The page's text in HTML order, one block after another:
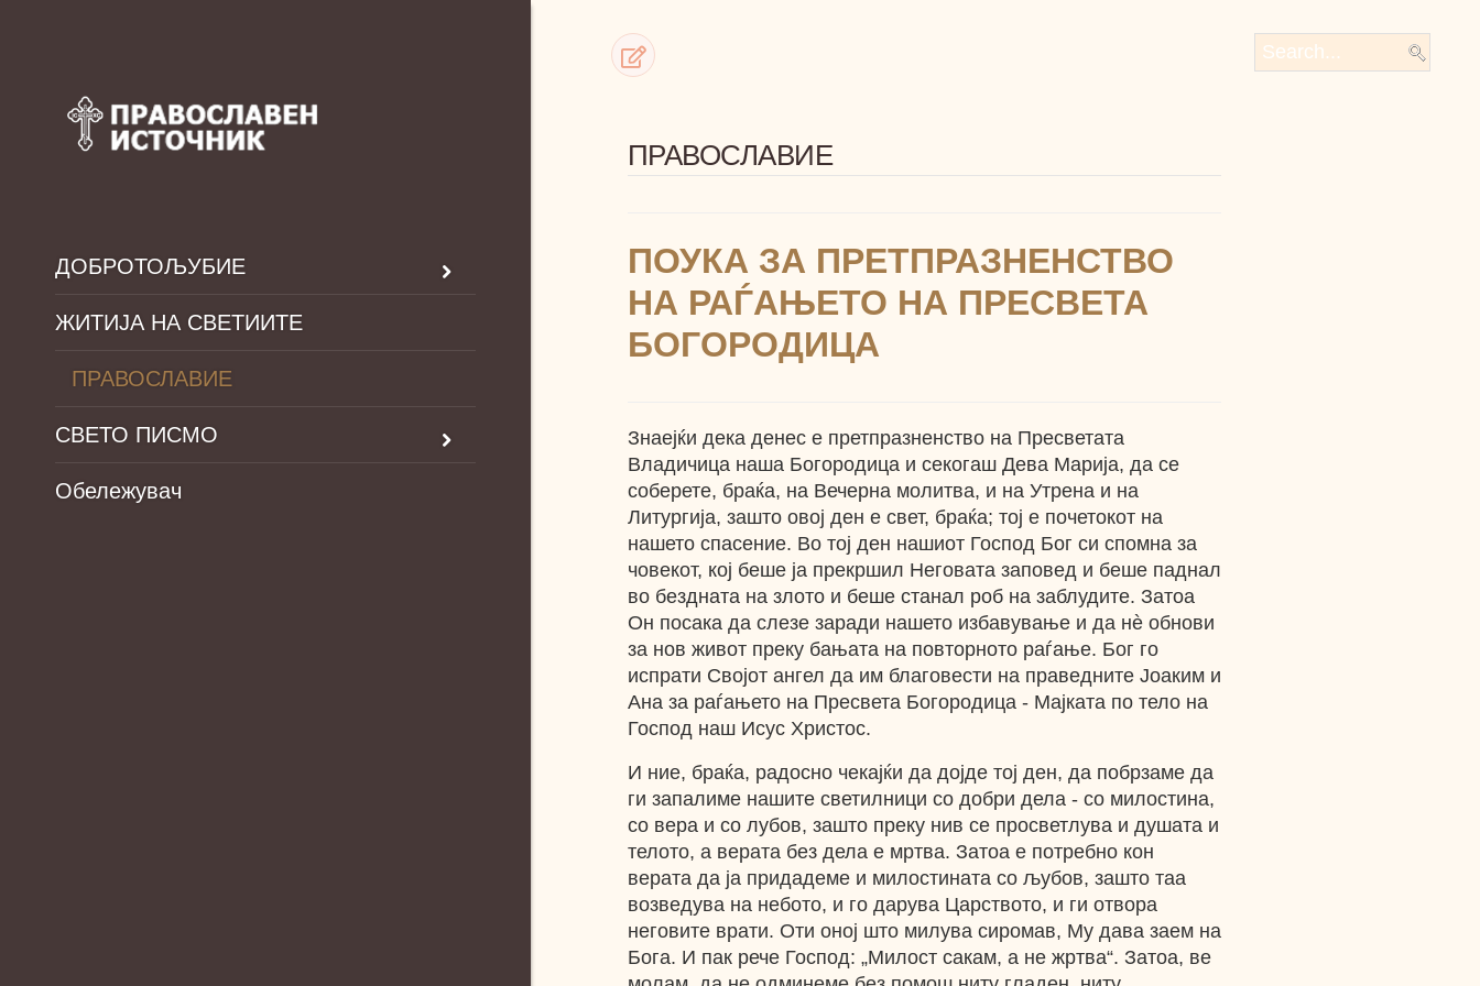
ДОБРОТОЉУБИЕ
ЖИТИЈА НА СВЕТИИТЕ
ПРАВОСЛАВИЕ
СВЕТО ПИСМО
Обележувач
ПРАВОСЛАВИЕ
ПОУКА ЗА ПРЕТПРАЗНЕНСТВО
НА РАЃАЊЕТО НА ПРЕСВЕТА
БОГОРОДИЦА
Знаејќи дека денес е претпразненство на Пресветата
Владичица наша Богородица и секогаш Дева Марија, да се
соберете, браќа, на Вечерна молитва, и на Утрена и на
Литургија, зашто овој ден е свет, браќа; тој е почетокот на
нашето спасение. Во тој ден нашиот Господ Бог си спомна за
човекот, кој беше ја прекршил Неговата заповед и беше паднал
во бездната на злото и беше станал роб на заблудите. Затоа
Он посака да слезе заради нашето избавување и да нѐ обнови
за нов живот преку бањата на повторното раѓање. Бог го
испрати Својот ангел да им благовести на праведните Јоаким и
Ана за раѓањето на Пресвета Богородица - Мајката по тело на
Господ наш Исус Христос.
И ние, браќа, радосно чекајќи да дојде тој ден, да побрзаме да
ги запалиме нашите светилници со добри дела - со милостина,
со вера и со лубов, зашто преку нив се просветлува и душата и
телото, а верата без дела е мртва. Затоа е потребно кон
верата да ја придадеме и милостината со љубов, зашто таа
возведува на небото, и го дарува Царството, и ги отвора
неговите врати. Оти оној што милува сиромав, Му дава заем на
Бога. И пак рече Господ: „Милост сакам, а не жртва“. Затоа, ве